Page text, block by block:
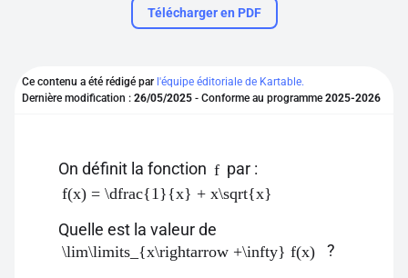
Télécharger en PDF
Ce contenu a été rédigé par l'équipe éditoriale de Kartable.
Dernière modification : 26/05/2025 - Conforme au programme 2025-2026
On définit la fonction f par :
f(x) = \dfrac{1}{x} + x\sqrt{x}
Quelle est la valeur de
\lim\limits_{x\rightarrow +\infty} f(x) ?